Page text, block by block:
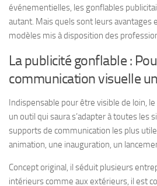
événementielles, les gonflables
autant. Mais quels sont leurs avantages
modèles mis à disposition des
La publicité gonflable :
communication visuelle
Indispensable pour être visible de loin, le
un outil qui saura s’adapter à toutes les
supports de communication les plus
animation, une inauguration, un
Concept original, il séduit plusieurs
intérieurs comme aux extérieurs, il est